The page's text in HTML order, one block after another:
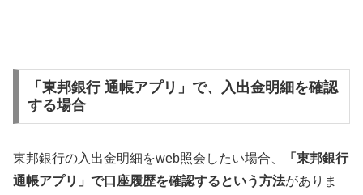
「東邦銀行 通帳アプリ」で、入出金明細を確認
する場合
東邦銀行の入出金明細をweb照会したい場合、
「東邦銀行
通帳アプリ」で口座履歴を確認するという方法がありま